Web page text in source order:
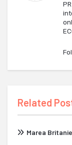
Related
Marea